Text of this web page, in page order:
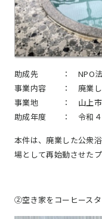
助成先 ：NPO
事業内容 ：廃業
事業地 ： 山上
助成年度 ：令和
本件は、廃業した公衆
場として再始動させたプ
②空き家をコーヒース